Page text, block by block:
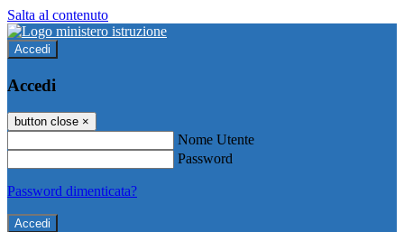
Salta al contenuto
Accedi
Accedi
button close ×
Nome Utente
Password
Password dimenticata?